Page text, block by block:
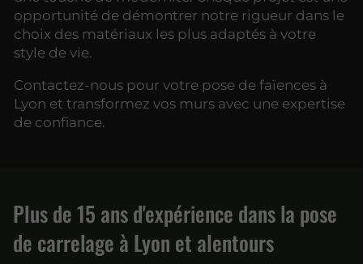
opportunité de démontrer notre rigueur dans le
choix des matériaux les plus adaptés à votre
style de vie.
Contactez-nous pour votre pose de faïences à
Lyon et transformez vos murs avec une expertise
de confiance.
Plus de 15 ans d'expérience dans la pose
de carrelage à Lyon et alentours